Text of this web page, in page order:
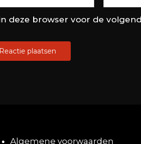
deze browser voor de
Algemene voorwaarden